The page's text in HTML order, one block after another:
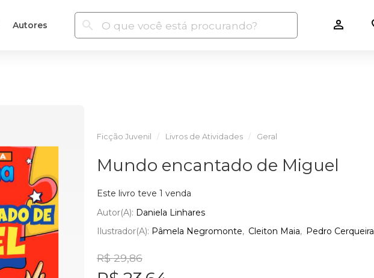
Autores
Ficção Juvenil Livros de Atividades Geral
Mundo encantado de Miguel
Este livro teve 1 venda
Autor(a): Daniela Linhares
Ilustrador(a): Pâmela Negromonte Cleiton Maia Pedro Cerqueira
R$ 29,86